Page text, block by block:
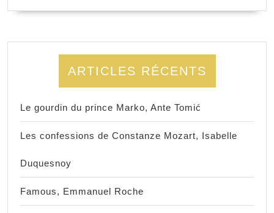
ARTICLES RÉCENTS
Le gourdin du prince Marko, Ante Tomić
Les confessions de Constanze Mozart, Isabelle
Duquesnoy
Famous, Emmanuel Roche